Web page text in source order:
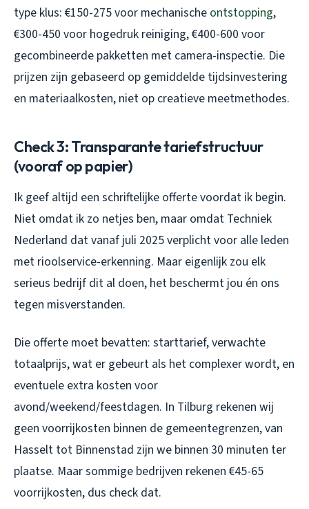
type klus: €150-275 voor mechanische ontstopping,
€300-450 voor hogedruk reiniging, €400-600 voor
gecombineerde pakketten met camera-inspectie. Die
prijzen zijn gebaseerd op gemiddelde tijdsinvestering
en materiaalkosten, niet op creatieve meetmethodes.
Check 3: Transparante tariefstructuur
(vooraf op papier)
Ik geef altijd een schriftelijke offerte voordat ik begin.
Niet omdat ik zo netjes ben, maar omdat Techniek
Nederland dat vanaf juli 2025 verplicht voor alle leden
met rioolservice-erkenning. Maar eigenlijk zou elk
serieus bedrijf dit al doen, het beschermt jou én ons
tegen misverstanden.
Die offerte moet bevatten: starttarief, verwachte
totaalprijs, wat er gebeurt als het complexer wordt, en
eventuele extra kosten voor
avond/weekend/feestdagen. In Tilburg rekenen wij
geen voorrijkosten binnen de gemeentegrenzen, van
Hasselt tot Binnenstad zijn we binnen 30 minuten ter
plaatse. Maar sommige bedrijven rekenen €45-65
voorrijkosten, dus check dat.